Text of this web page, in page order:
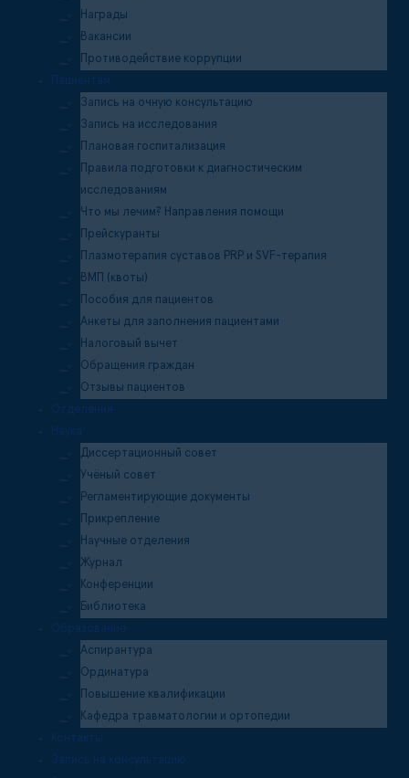
Награды
Вакансии
Противодействие коррупции
Пациентам
Запись на очную консультацию
Запись на исследования
Плановая госпитализация
Правила подготовки к диагностическим
исследованиям
Что мы лечим? Направления помощи
Прейскуранты
Плазмотерапия суставов PRP и SVF-терапия
ВМП (квоты)
Пособия для пациентов
Анкеты для заполнения пациентами
Налоговый вычет
Обращения граждан
Отзывы пациентов
Отделения
Наука
Диссертационный совет
Учёный совет
Регламентирующие документы
Прикрепление
Научные отделения
Журнал
Конференции
Библиотека
Образование
Аспирантура
Ординатура
Повышение квалификации
Кафедра травматологии и ортопедии
Контакты
Запись на консультацию